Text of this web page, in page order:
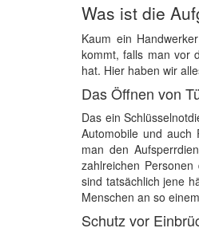
Was ist die
Kaum ein
kommt, falls man vor
hat. Hier haben wir
Das Öffnen von
Das ein
Automobile und auch
man den
zahlreichen
sind tatsächlich jene
Menschen an so
Schutz vor